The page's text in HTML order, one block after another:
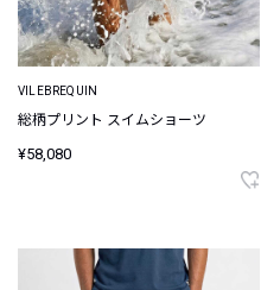
VILEBREQUIN
総柄プリント スイムショーツ
¥58,080